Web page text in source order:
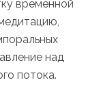
временной
над
потока.